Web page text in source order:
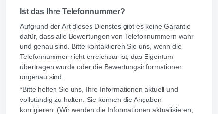
Ist das Ihre Telefonnummer?
Aufgrund der Art dieses Dienstes gibt es keine Garantie
dafür, dass alle Bewertungen von Telefonnummern wahr
und genau sind. Bitte kontaktieren Sie uns, wenn die
Telefonnummer nicht erreichbar ist, das Eigentum
übertragen wurde oder die Bewertungsinformationen
ungenau sind.
*Bitte helfen Sie uns, Ihre Informationen aktuell und
vollständig zu halten. Sie können die Angaben
korrigieren. (Wir werden die Informationen aktualisieren,